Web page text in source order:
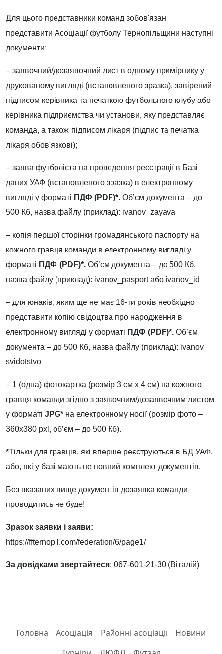
Для цього представники команд зобов'язані
представити Асоціації футболу Тернопільщини наступні
документи:
– заявочний/дозаявочний лист в одному примірнику у
друкованому вигляді (встановленого зразка), завірений
підписом керівника та печаткою футбольного клубу або
керівника підприємства чи установи, яку представляє
команда, а також підписом лікаря (підпис та печатка
лікаря обов'язкові);
– заява футболіста на проведення реєстрації в Базі
даних УАФ (встановленого зразка) в електронному
вигляді у форматі ПДФ (PDF)*. Об’єм документа – до
500 Кб, назва файлу (приклад): ivanov _zayava
– копія першої сторінки громадянського паспорту на
кожного гравця команди в електронному вигляді у
форматі ПДФ (PDF)*. Об’єм документа – до 500 Кб,
назва файлу (приклад): ivanov pasportабо ivanov id
– для юнаків, яким ще не має 16-ти років необхідно
представити копію свідоцтва про народження в
електронному вигляді у форматі ПДФ (PDF)*. Об’єм
документа – до 500 Кб, назва файлу (приклад): ivanov
svidotstvo
– 1 (одна) фотокартка (розмір 3 см х 4 см) на кожного
гравця команди згідно з заявочним/дозаявочним листом
у форматі JPG* на електронному носії (розмір фото –
360х380 pxl, об’єм – до 500 Кб).
*Тільки для гравців, які вперше реєструються в БД УАФ,
або, які у базі мають не повний комплект документів.
Без вказаних вище документів дозаявка команди
проводитись не буде!
Зразок заявки і заяви:
https://ffternopil.com/federation/6/page1/
За довідками звертайтеся: 067-601-21-30 (Віталій)
Головна Асоціація Районні асоціації
Новини